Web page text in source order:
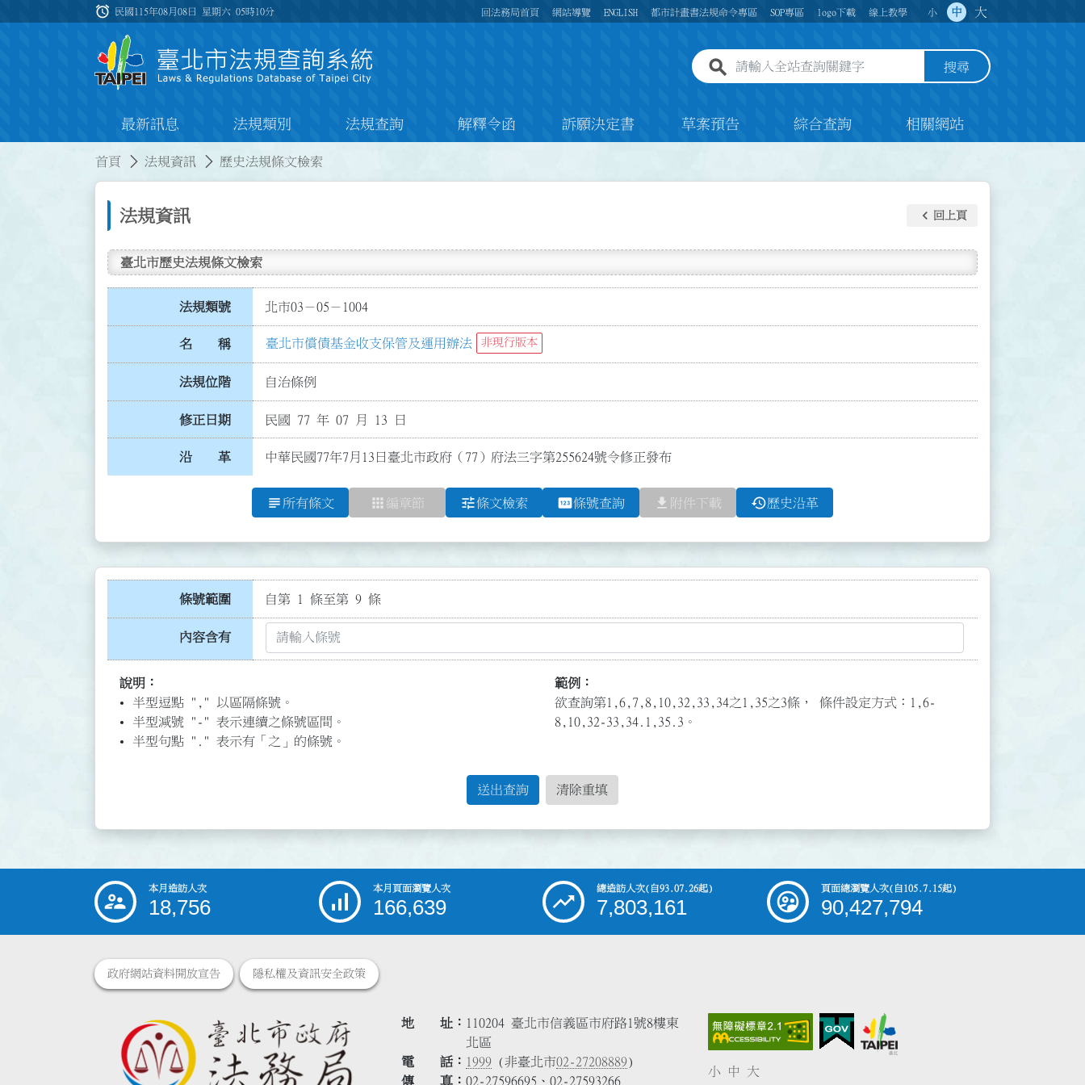
:::
alarm 民國115年08月08日 星期六05時10分 回法務局首頁 網站導覽 ENGLISH 都市計畫書法規命令專區 SOP專區 logo下載 線上教學 小 中 大
全站查詢關鍵字欄位 搜尋
最新訊息 法規類別 法規查詢 解釋令函 訴願決定書 草案預告 綜合查詢 相關網站
首頁 法規資訊 歷史法規條文檢索
法規資訊 keyboard_arrow_left 回上頁
臺北市歷史法規條文檢索
法規類號 北市03－05－1004
名 稱 臺北市償債基金收支保管及運用辦法 非現行版本
法規位階 自治條例
修正日期 民國 77 年 07 月 13 日
沿 革 中華民國77年7月13日臺北市政府（77）府法三字第255624號令修正發布
subject 所有條文 apps 編章節 tune條文檢索 pin條號查詢 file_download 附件下載 history歷史沿革
條號範圍 自第 1 條至第 9 條
內容含有
說明：
半型逗點 "," 以區隔條號。
半型減號 "-" 表示連續之條號區間。
半型句點 "." 表示有「之」的條號。
範例：
欲查詢第1,6,7,8,10,32,33,34之1,35之3條， 條件設定方式：1,6-
8,10,32-33,34.1,35.3。
送出查詢 清除重填
::: 本月造訪人次
18,756
本月頁面瀏覽人次
166,639
總造訪人次(自93.07.26起)
7,803,161
頁面總瀏覽人次(自105.7.15起)
90,427,794
政府網站資料開放宣告 隱私權及資訊安全政策
地 址
110204 臺北市信義區市府路1號8樓東
北區
電 話
1999 (非臺北市02-27208889)
傳 真
02-27596695、02-27593266
小 中 大